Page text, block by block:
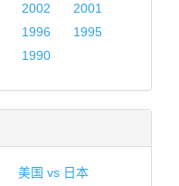
2002
2001
1996
1995
1990
美国 vs 日本